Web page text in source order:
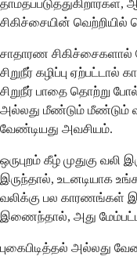
சிகிச்சையின் வெற்றியில்
சாதாரண சிகிச்சைகளால்
சிறுநீர் கழிப்பு
சிறுநீர் பாதை தொற்று
அல்லது மீண்டும் மீண்டும்
வேண்டியது அவசியம்.
ஒருபுறம் கீழ் முதுகு வலி
இருந்தால், உடனடியாக
வலிக்கு பல காரணங்கள்
இணைந்தால், அது
புகைபிடித்தல் அல்லது